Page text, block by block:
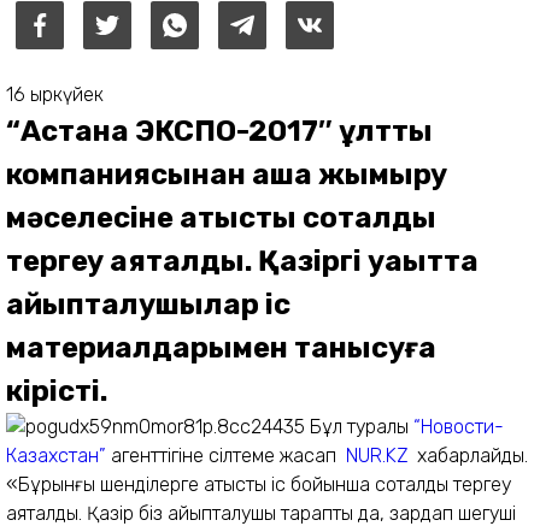
16 қыркүйек
“Астана ЭКСПО-2017″ ұлттық
компаниясынан ақша жымқыру
мәселесіне қатысты соталды
тергеу аяқталды. Қазіргі уақытта
айыпталушылар іс
материалдарымен танысуға
кірісті.
Бұл туралы “Новости-
Казахстан” агенттігіне сілтеме жасап NUR.KZ хабарлайды.
«Бұрынғы шенділерге қатысты іс бойынша соталды тергеу
аяқталды. Қазір біз айыпталушы тарапты да, зардап шегуші